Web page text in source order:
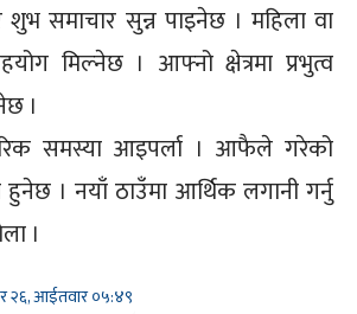
समाचार सुन्न पाइनेछ । महिला वा
मिल्नेछ । आफ्नो क्षेत्रमा प्रभुत्व
।
समस्या आइपर्ला । आफैले गरेको
। नयाँ ठाउँमा आर्थिक लगानी गर्नु
।
२६, आईतवार ०५:४९